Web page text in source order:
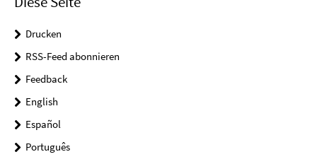
Drucken
RSS-Feed abonnieren
Feedback
English
Español
Português